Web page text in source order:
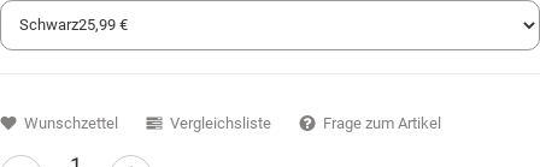
Wunschzettel Vergleichsliste Frage zum Artikel